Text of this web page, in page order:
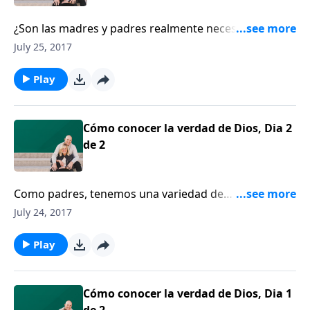
¿Son las madres y padres realmente necesarios para
una crianza saludable? Brad Wilcox, director del
de Virginia, comparte sobre los roles singulares de
las madres y padres, y cómo esos roles influyen en
los hijos para bien.
July 25, 2017
Play
Cómo conocer la verdad de Dios, Dia 2
de 2
Como padres, tenemos una variedad de
responsabilidades en lo que tiene que ver con la
que hay una responsabilidad que se destaca por
encima de todas las demás.
July 24, 2017
Play
Cómo conocer la verdad de Dios, Dia 1